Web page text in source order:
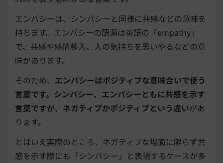
エンパシーは、シンパシーと同様に共感などの意味を
持ちます。エンパシーの語源は英語の「empathy」
で、共感や感情移入、人の気持ちを思いやるなどの意
味があります。
そのため、 エンパシーはポジティブな意味合いで使う
言葉です。シンパシー、エンパシーともに共感を示す
言葉ですが、ネガティブかポジティブという違いがあ
ります。
とはいえ実際のところ、ネガティブな場面に限らず共
感を示す際にも「シンパシー」と表現するケースが多